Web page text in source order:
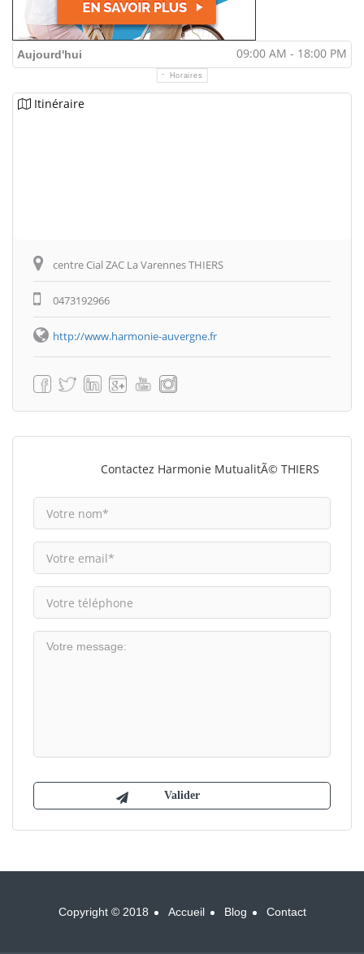
Aujourd'hui 09:00 AM - 18:00 PM
Horaires
Itinéraire
centre Cial ZAC La Varennes THIERS
0473192966
http://www.harmonie-auvergne.fr
Contactez Harmonie MutualitÃ© THIERS
Copyright © 2018 Accueil Blog Contact